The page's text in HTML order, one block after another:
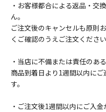
・お客様都合による返品・交
ん。
ご注文後のキャンセルも原則
くご確認のうえご注文ください
・当店に不備または責任のあ
商品到着日より1週間以内に
す。
・ご注文後1週間以内にご入